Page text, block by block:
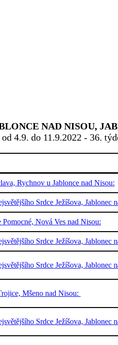
NAD NISOU,
od 4.9. do 11.9.2022 - 36.
Rychnov u Jablonce nad Nisou:
Srdce Ježíšova, Jablonec
Nová Ves nad Nisou:
Srdce Ježíšova, Jablonec
Srdce Ježíšova, Jablonec
Mšeno nad Nisou:
Srdce Ježíšova, Jablonec